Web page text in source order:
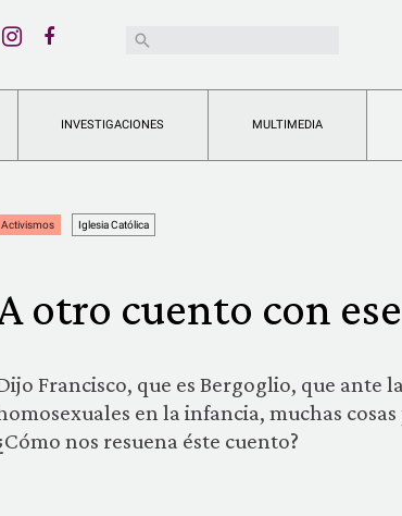
YouTubeBuscar:
INVESTIGACIONES MULTIMEDIA
Activismos Iglesia Católica
otro cuento con
Francisco, que es Bergoglio, que ante
en la infancia, muchas
nos resuena éste cuento?